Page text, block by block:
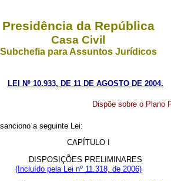
Presidência da República
Casa Civil
Subchefia para Assuntos Jurídicos
LEI Nº 10.933, DE 11 DE AGOSTO DE 2004.
Dispõe sobre o Plano
a seguinte Lei:
CAPÍTULO I
DISPOSIÇÕES PRELIMINARES
(Incluído pela Lei nº 11.318, de 2006)